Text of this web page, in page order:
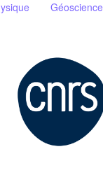
Géoscience